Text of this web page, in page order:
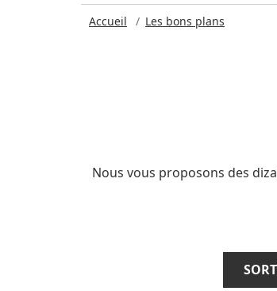
Accueil Les bons plans
Nous vous proposons des